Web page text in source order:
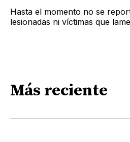
Hasta el momento no se
lesionadas ni víctimas que
Más reciente